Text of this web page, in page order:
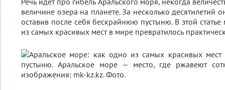
величине озера на планете. За несколько десятилетий
оставив после себя бескрайнюю пустыню. В этой
из самых красивых мест в мире превратилось